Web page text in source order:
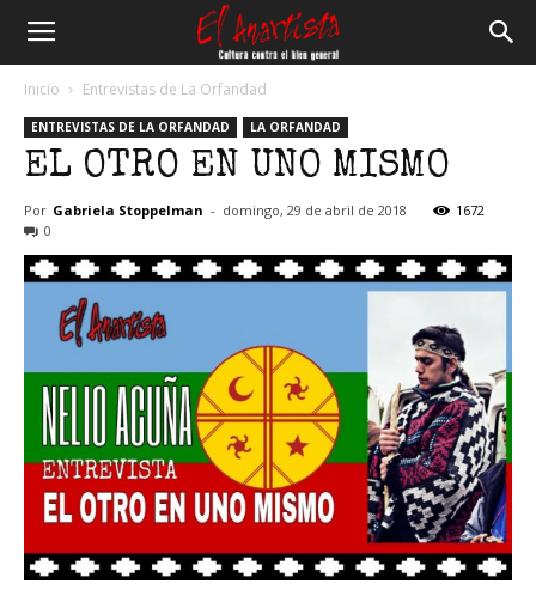
Anartista
Inicio Entrevistas de La Orfandad
ENTREVISTAS DE LA ORFANDAD LA ORFANDAD
EL OTRO EN UNO MISMO
Por Gabriela Stoppelman - domingo, 29 de abril de 2018
1672
0